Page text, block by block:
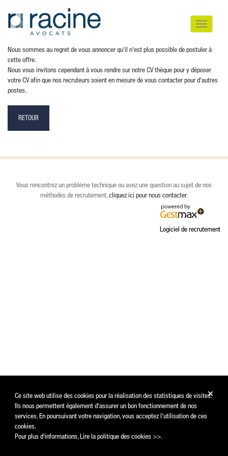
Ce site web utilise des cookies pour la réalisation des statistiques de visites.
Ils nous permettent également d'assurer un bon fonctionnement de nos
services. En poursuivant votre navigation, vous acceptez l'utilisation de ces
cookies.
Pour plus d'informations,Lire la politique des cookies >>.
Toggle
Nous sommes au regret de vous annoncer qu'il n'est plus possible de postuler à
cette offre.
Nous vous invitons cependant à vous rendre sur notre CV thèque pour y déposer
votre CV afin que nos recruteurs soient en mesure de vous contacter pour d'autres
postes.
RETOUR
Vous rencontrez un problème technique ou avez une question au sujet de nos
méthodes de recrutement,cliquez ici pour nous contacter.
Logiciel de recrutement